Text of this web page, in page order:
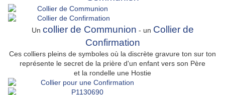
Un collier de Communion - un Collier de
Confirmation
Ces colliers pleins de symboles où la discrète gravure ton sur ton
représente le secret de la prière d'un enfant vers son Père
et la rondelle une Hostie